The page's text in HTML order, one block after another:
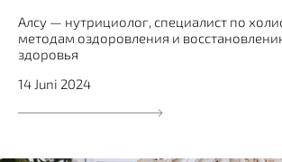
Алсу — нутрициолог, специалист по
методам оздоровления и
здоровья
14 Juni 2024